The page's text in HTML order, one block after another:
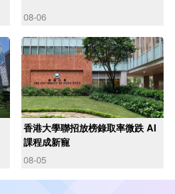
08-06
香港大學聯招放榜錄取率微跌 AI
課程成新寵
08-05